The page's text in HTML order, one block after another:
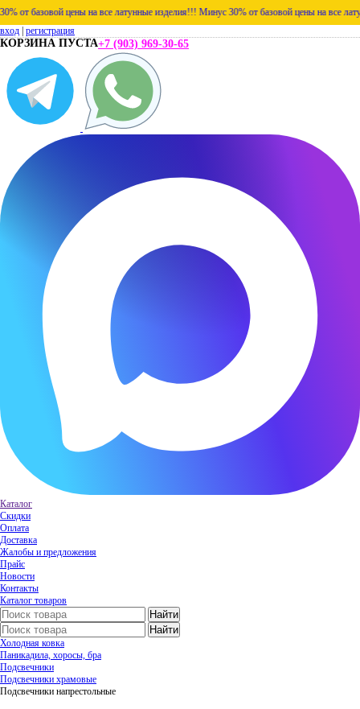
базовой цены на все латунные изделия!!! Минус 30% от базовой цены на все
вход регистрация
КОРЗИНА ПУСТА+7 (903) 969-30-65
Каталог
Скидки
Оплата
Доставка
Жалобы и предложения
Прайс
Новости
Контакты
Каталог товаров
Холодная ковка
Паникадила, хоросы, бра
Подсвечники
Подсвечники храмовые
Подсвечники напрестольные